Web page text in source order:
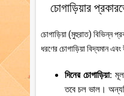
চোগাড়িয়ার
চোগাড়িয়া (মুহুরাত) বিভিন্ন
ধরণের চোগাড়িয়া বিদ্যমান
দিনের চোগাড়িয়া:
তবে চল ভাল।